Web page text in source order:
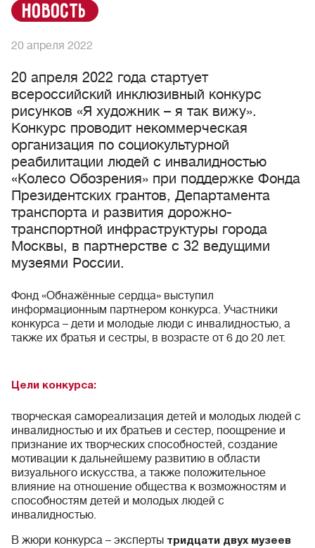
новость
20 апреля 2022
20 апреля 2022 года стартует
всероссийский инклюзивный конкурс
рисунков «Я художник – я так вижу».
Конкурс проводит некоммерческая
организация по социокультурной
реабилитации людей с инвалидностью
«Колесо Обозрения» при поддержке Фонда
Президентских грантов, Департамента
транспорта и развития дорожно-
транспортной инфраструктуры города
Москвы, в партнерстве с 32 ведущими
музеями России.
Фонд «Обнажённые сердца» выступил
информационным партнером конкурса. Участники
конкурса – дети и молодые люди с инвалидностью, а
также их братья и сестры, в возрасте от 6 до 20 лет.
Цели конкурса:
творческая самореализация детей и молодых людей с
инвалидностью и их братьев и сестер, поощрение и
признание их творческих способностей, создание
мотивации к дальнейшему развитию в области
визуального искусства, а также положительное
влияние на отношение общества к возможностям и
способностям детей и молодых людей с
инвалидностью.
В жюри конкурса – эксперты тридцати двух музеев